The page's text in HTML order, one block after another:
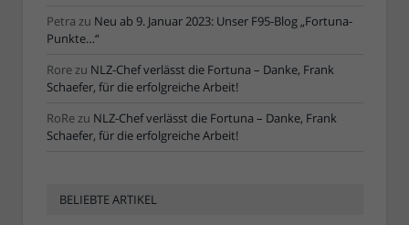
Petra zu Neu ab 9. Januar 2023: Unser F95-Blog „Fortuna-
Punkte…“
Rorezu NLZ-Chef verlässt die Fortuna – Danke, Frank
Schaefer, für die erfolgreiche Arbeit!
RoRezu NLZ-Chef verlässt die Fortuna – Danke, Frank
Schaefer, für die erfolgreiche Arbeit!
BELIEBTE ARTIKEL